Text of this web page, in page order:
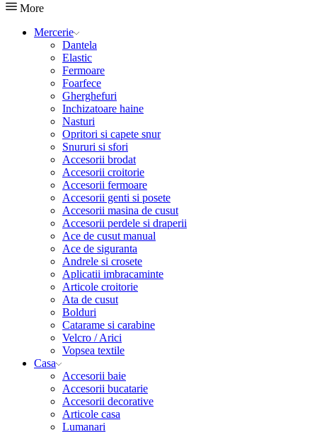
More
Mercerie
Dantela
Elastic
Fermoare
Foarfece
Gherghefuri
Inchizatoare haine
Nasturi
Opritori si capete snur
Snururi si sfori
Accesorii brodat
Accesorii croitorie
Accesorii fermoare
Accesorii genti si posete
Accesorii masina de cusut
Accesorii perdele si draperii
Ace de cusut manual
Ace de siguranta
Andrele si crosete
Aplicatii imbracaminte
Articole croitorie
Ata de cusut
Bolduri
Catarame si carabine
Velcro / Arici
Vopsea textile
Casa
Accesorii baie
Accesorii bucatarie
Accesorii decorative
Articole casa
Lumanari